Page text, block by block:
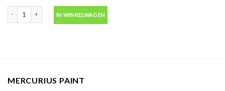
IN WINKELWAGEN
MERCURIUS PAINT